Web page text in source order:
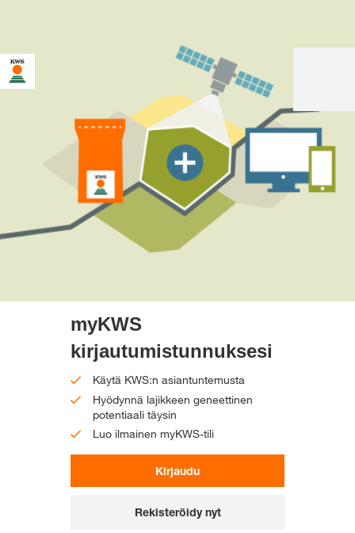
myKWS
kirjautumistunnuksesi
Käytä KWS:n asiantuntemusta
Hyödynnä lajikkeen geneettinen
potentiaali täysin
Luo ilmainen myKWS-tili
Kirjaudu
Rekisteröidy nyt